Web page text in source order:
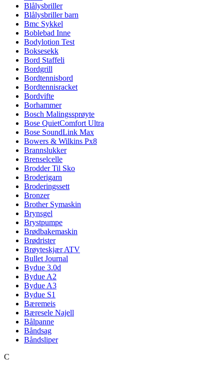
Blålysbriller
Blålysbriller barn
Bmc Sykkel
Boblebad Inne
Bodylotion Test
Boksesekk
Bord Staffeli
Bordgrill
Bordtennisbord
Bordtennisracket
Bordvifte
Borhammer
Bosch Malingssprøyte
Bose QuietComfort Ultra
Bose SoundLink Max
Bowers & Wilkins Px8
Brannslukker
Brenselcelle
Brodder Til Sko
Broderigarn
Broderingssett
Bronzer
Brother Symaskin
Brynsgel
Brystpumpe
Brødbakemaskin
Brødrister
Brøyteskjær ATV
Bullet Journal
Bydue 3.0d
Bydue A2
Bydue A3
Bydue S1
Bæremeis
Bæresele Najell
Bålpanne
Båndsag
Båndsliper
C